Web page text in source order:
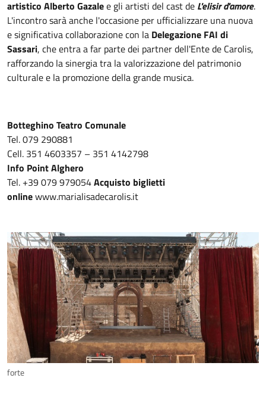
artistico Alberto Gazalee gli artisti del cast de L'elisir d'amore.
L'incontro sarà anche l'occasione per ufficializzare una nuova
e significativa collaborazione con la Delegazione FAI di
Sassari, che entra a far parte dei partner dell'Ente de Carolis,
rafforzando la sinergia tra la valorizzazione del patrimonio
culturale e la promozione della grande musica.
Botteghino Teatro Comunale
Tel. 079 290881
Cell. 351 4603357 – 351 4142798
Info Point Alghero
Tel. +39 079 979054Acquisto biglietti
onlinewww.marialisadecarolis.it
forte